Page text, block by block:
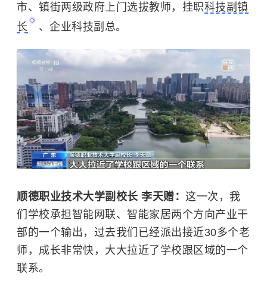
市、镇街两级政府上门选拔教师，挂职科技副镇
长
、企业科技副总。
顺德职业技术大学副校长 李天赠： 这一次，我
们学校承担智能网联、智能家居两个方向产业干
部的一个输出，过去我们已经派出接近30多个老
师，成长非常快，大大拉近了学校跟区域的一个
联系。